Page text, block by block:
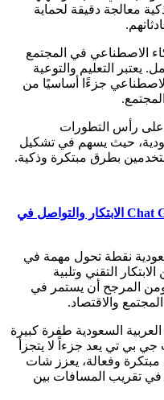
معالجة دقيقة لحماية
الاصطناعي في المجتمع
يعتبر التعليم والتوعية
الاصطناعي جزءًا أساسيًا من
رأس التطورات
حيث يسهم في تشكيل
بطرق مبتكرة وذكية.
تحول الدردشة الذكية: كيف تُعزّز Chat GPT الابتكار والتواصل في
نقطة تحول مهمة في
التقني وتلبية
ومن المرجح أن يستمر في
والاقتصاد.
السعودية طفرة كبيرة
جي بي تي يعد جزءاً لا يتجزأ
مبتكرة وفعالة، يعزز شات
تقريب المسافات بين